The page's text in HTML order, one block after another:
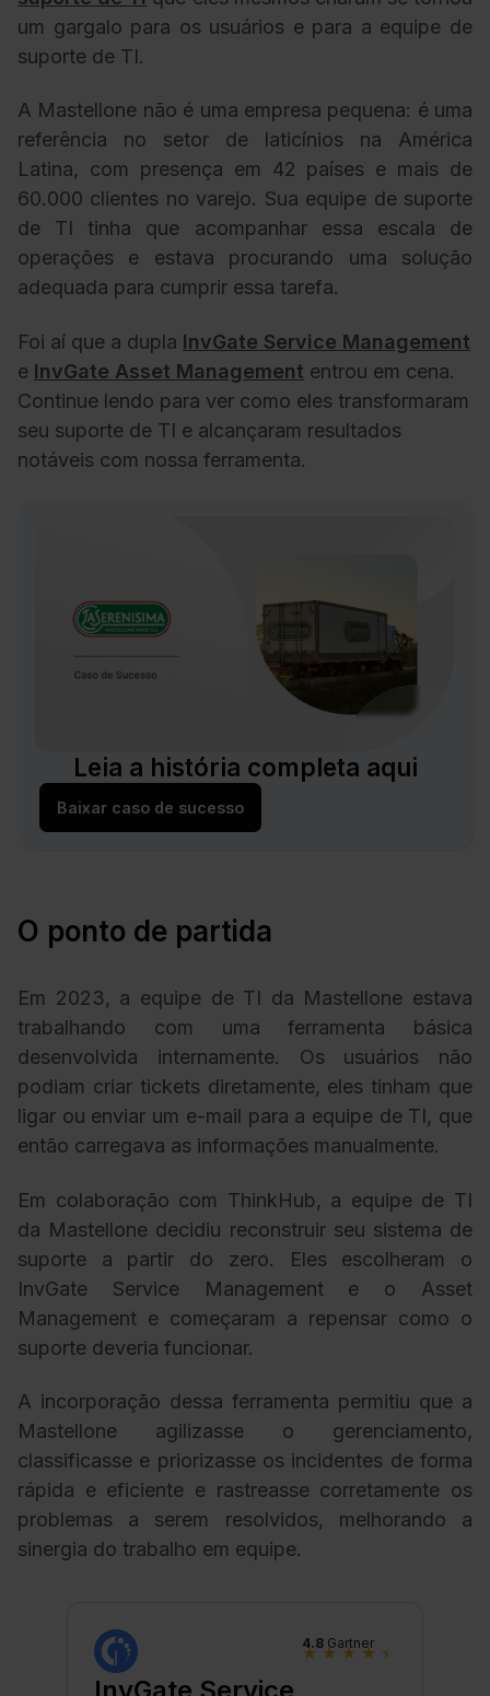
um gargalo para os usuários e para a equipe de
suporte de TI.
A Mastellone não é uma empresa pequena: é uma
referência no setor de laticínios na América
Latina, com presença em 42 países e mais de
60.000 clientes no varejo. Sua equipe de suporte
de TI tinha que acompanhar essa escala de
operações e estava procurando uma solução
adequada para cumprir essa tarefa.
Foi aí que a dupla InvGate Service Management
e InvGate Asset Management entrou em cena.
Continue lendo para ver como eles transformaram
seu suporte de TI e alcançaram resultados
notáveis com nossa ferramenta.
Leia a história completa aqui
Baixar caso de sucesso
O ponto de partida
Em 2023, a equipe de TI da Mastellone estava
trabalhando com uma ferramenta básica
desenvolvida internamente. Os usuários não
podiam criar tickets diretamente, eles tinham que
ligar ou enviar um e-mail para a equipe de TI, que
então carregava as informações manualmente.
Em colaboração com ThinkHub, a equipe de TI
da Mastellone decidiu reconstruir seu sistema de
suporte a partir do zero. Eles escolheram o
InvGate Service Management e o Asset
Management e começaram a repensar como o
suporte deveria funcionar.
A incorporação dessa ferramenta permitiu que a
Mastellone agilizasse o gerenciamento,
classificasse e priorizasse os incidentes de forma
rápida e eficiente e rastreasse corretamente os
problemas a serem resolvidos, melhorando a
sinergia do trabalho em equipe.
InvGate Service
4.8 Gartner
★ ★ ★ ★ ★